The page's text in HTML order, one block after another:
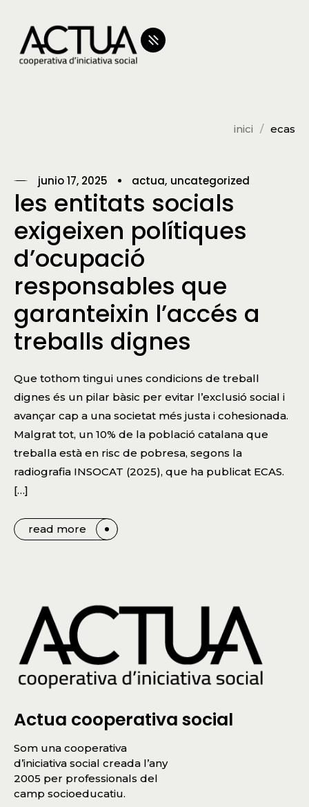
inici ecas
junio 17, 2025 actua uncategorized
les entitats socials
exigeixen polítiques
d’ocupació
responsables que
garanteixin l’accés a
treballs dignes
Que tothom tingui unes condicions de treball
dignes és un pilar bàsic per evitar l’exclusió social i
avançar cap a una societat més justa i cohesionada.
Malgrat tot, un 10% de la població catalana que
treballa està en risc de pobresa, segons la
radiografia INSOCAT (2025), que ha publicat ECAS.
[…]
read more
Actua cooperativa social
Som una cooperativa
d’iniciativa social creada l’any
2005 per professionals del
camp socioeducatiu.